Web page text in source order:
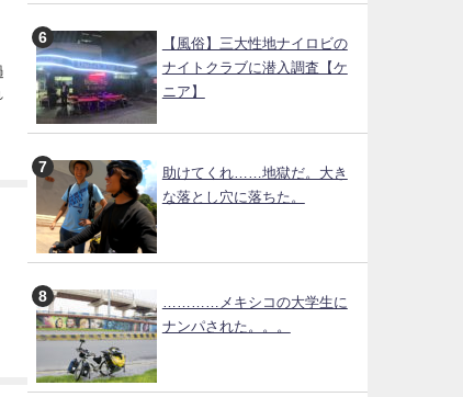
【風俗】三大性地ナイロビの
ナイトクラブに潜入調査【ケ
ニア】
助けてくれ……地獄だ。大き
な落とし穴に落ちた。
…………メキシコの大学生に
ナンパされた。。。